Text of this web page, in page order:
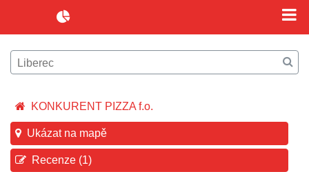
KONKURENT PIZZA f.o.
Ukázat na mapě
Recenze (1)